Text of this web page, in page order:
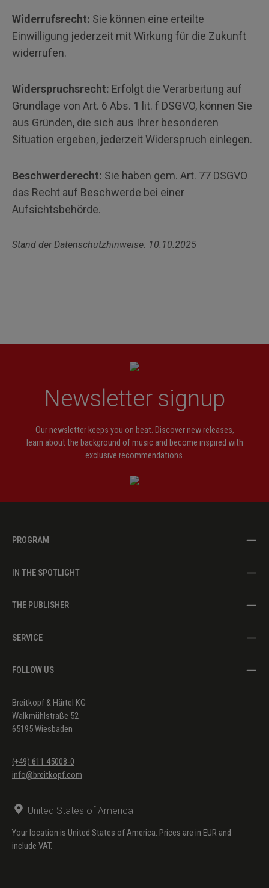
Widerrufsrecht: Sie können eine erteilte
Einwilligung jederzeit mit Wirkung für die Zukunft
widerrufen.
Widerspruchsrecht: Erfolgt die Verarbeitung auf
Grundlage von Art. 6 Abs. 1 lit. f DSGVO, können Sie
aus Gründen, die sich aus Ihrer besonderen
Situation ergeben, jederzeit Widerspruch einlegen.
Beschwerderecht: Sie haben gem. Art. 77 DSGVO
das Recht auf Beschwerde bei einer
Aufsichtsbehörde.
Stand der Datenschutzhinweise: 10.10.2025
Newsletter signup
Our newsletter keeps you on beat. Discover new releases,
learn about the background of music and become inspired with
exclusive recommendations.
PROGRAM
IN THE SPOTLIGHT
THE PUBLISHER
SERVICE
FOLLOW US
Breitkopf & Härtel KG
Walkmühlstraße 52
65195 Wiesbaden
(+49) 611 45008-0
info@breitkopf.com
United States of America
Your location is United States of America. Prices are in EUR and
include VAT.